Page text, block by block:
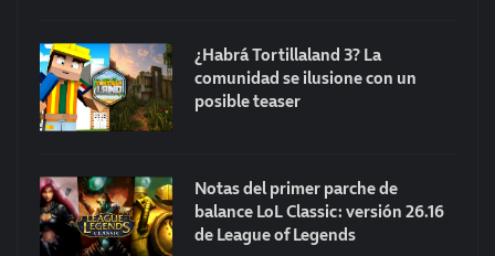
¿Habrá Tortillaland 3? La
comunidad se ilusione con un
posible teaser
Notas del primer parche de
balance LoL Classic: versión 26.16
de League of Legends